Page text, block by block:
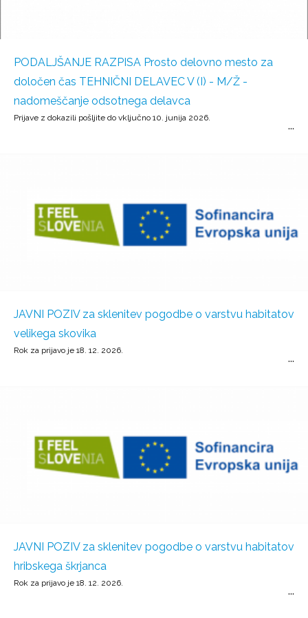
PODALJŠANJE RAZPISA Prosto delovno mesto za
določen čas TEHNIČNI DELAVEC V (I) - M/Ž -
nadomeščanje odsotnega delavca
Prijave z dokazili pošljite do vključno 10. junija 2026.
JAVNI POZIV za sklenitev pogodbe o varstvu habitatov
velikega skovika
Rok za prijavo je 18. 12. 2026.
JAVNI POZIV za sklenitev pogodbe o varstvu habitatov
hribskega škrjanca
Rok za prijavo je 18. 12. 2026.